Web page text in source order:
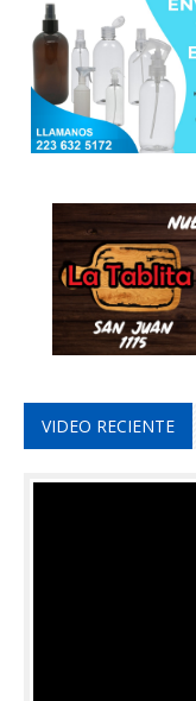
VIDEO RECIENTE